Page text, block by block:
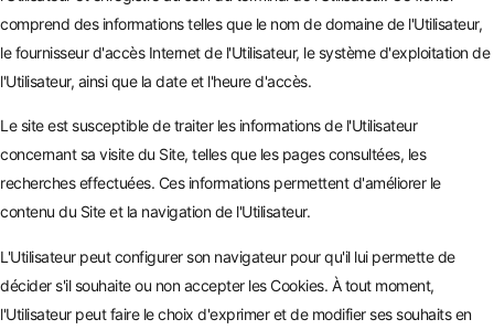
comprend des informations telles que le nom de domaine de l'Utilisateur,
le fournisseur d'accès Internet de l'Utilisateur, le système d'exploitation de
l'Utilisateur, ainsi que la date et l'heure d'accès.
Le site est susceptible de traiter les informations de l'Utilisateur
concernant sa visite du Site, telles que les pages consultées, les
recherches effectuées. Ces informations permettent d'améliorer le
contenu du Site et la navigation de l'Utilisateur.
L'Utilisateur peut configurer son navigateur pour qu'il lui permette de
décider s'il souhaite ou non accepter les Cookies. À tout moment,
l'Utilisateur peut faire le choix d'exprimer et de modifier ses souhaits en